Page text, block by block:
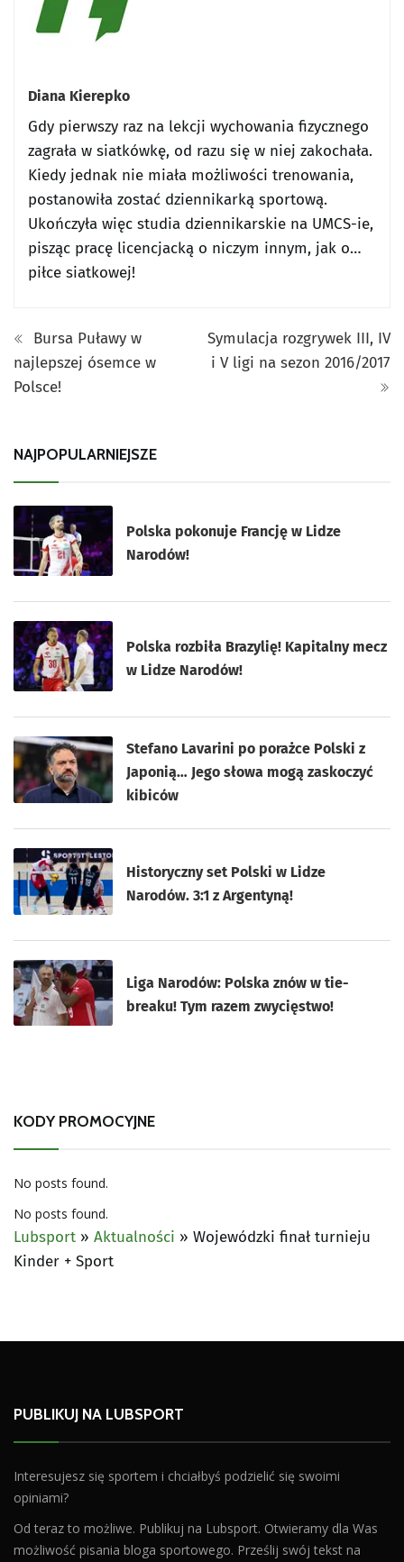
Diana Kierepko
Gdy pierwszy raz na lekcji wychowania fizycznego
zagrała w siatkówkę, od razu się w niej zakochała.
Kiedy jednak nie miała możliwości trenowania,
postanowiła zostać dziennikarką sportową.
Ukończyła więc studia dziennikarskie na UMCS-ie,
pisząc pracę licencjacką o niczym innym, jak o…
piłce siatkowej!
Bursa Puławy w
najlepszej ósemce w
Polsce!
Symulacja rozgrywek III, IV
i V ligi na sezon 2016/2017
NAJPOPULARNIEJSZE
Polska pokonuje Francję w Lidze
Narodów!
Polska rozbiła Brazylię! Kapitalny mecz
w Lidze Narodów!
Stefano Lavarini po porażce Polski z
Japonią… Jego słowa mogą zaskoczyć
kibiców
Historyczny set Polski w Lidze
Narodów. 3:1 z Argentyną!
Liga Narodów: Polska znów w tie-
breaku! Tym razem zwycięstwo!
KODY PROMOCYJNE
No posts found.
No posts found.
Lubsport » Aktualności » Wojewódzki finał turnieju
Kinder + Sport
PUBLIKUJ NA LUBSPORT
Interesujesz się sportem i chciałbyś podzielić się swoimi
opiniami?
Od teraz to możliwe. Publikuj na Lubsport. Otwieramy dla Was
możliwość pisania bloga sportowego. Prześlij swój tekst na